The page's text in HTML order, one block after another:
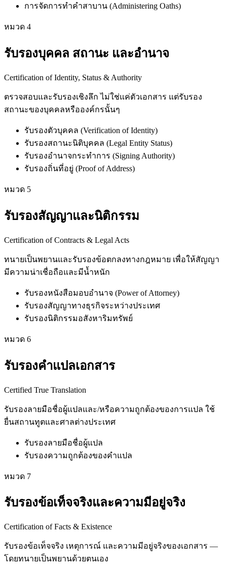
การจัดการทำคำสาบาน (Administering Oaths)
หมวด 4
รับรองบุคคล สถานะ และอำนาจ
Certification of Identity, Status & Authority
ตรวจสอบและรับรองเชิงลึก ไม่ใช่แค่ตัวเอกสาร แต่รับรอง
สถานะของบุคคลหรือองค์กรนั้นๆ
รับรองตัวบุคคล (Verification of Identity)
รับรองสถานะนิติบุคคล (Legal Entity Status)
รับรองอำนาจกระทำการ (Signing Authority)
รับรองถิ่นที่อยู่ (Proof of Address)
หมวด 5
รับรองสัญญาและนิติกรรม
Certification of Contracts & Legal Acts
ทนายเป็นพยานและรับรองข้อตกลงทางกฎหมาย เพื่อให้สัญญา
มีความน่าเชื่อถือและมีน้ำหนัก
รับรองหนังสือมอบอำนาจ (Power of Attorney)
รับรองสัญญาทางธุรกิจระหว่างประเทศ
รับรองนิติกรรมอสังหาริมทรัพย์
หมวด 6
รับรองคำแปลเอกสาร
Certified True Translation
รับรองลายมือชื่อผู้แปลและ/หรือความถูกต้องของการแปล ใช้
ยื่นสถานทูตและศาลต่างประเทศ
รับรองลายมือชื่อผู้แปล
รับรองความถูกต้องของคำแปล
หมวด 7
รับรองข้อเท็จจริงและความมีอยู่จริง
Certification of Facts & Existence
รับรองข้อเท็จจริง เหตุการณ์ และความมีอยู่จริงของเอกสาร —
โดยทนายเป็นพยานด้วยตนเอง